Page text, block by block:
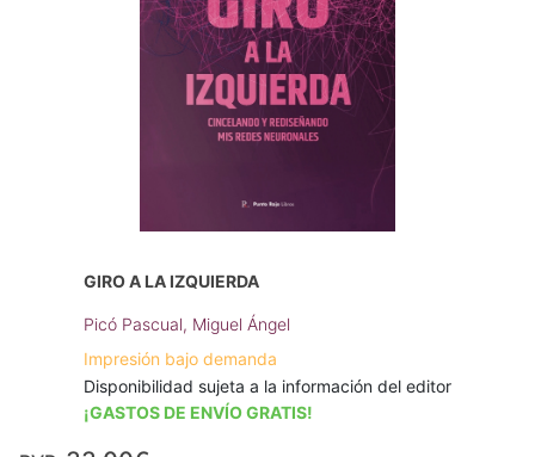
GIRO A LA IZQUIERDA
Picó Pascual, Miguel Ángel
Impresión bajo demanda
Disponibilidad sujeta a la información del editor
¡GASTOS DE ENVÍO GRATIS!